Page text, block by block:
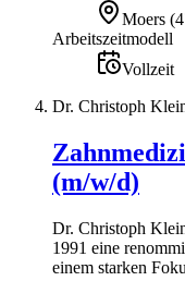
Moers (
Arbeitszeitmodell
Vollzeit
Dr. Christoph
(m/w/d)
Dr. Christoph
1991 eine
einem starken